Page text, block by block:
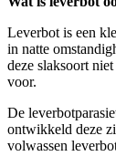
Leverbot is een
in natte
deze slaksoort
voor.
De
ontwikkeld deze
volwassen